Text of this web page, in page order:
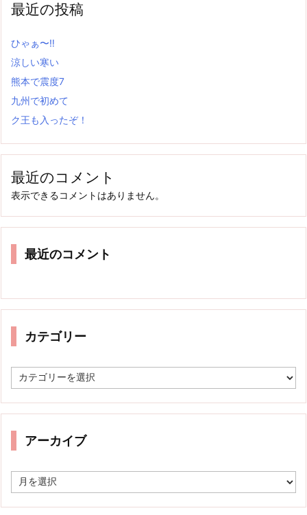
最近の投稿
ひゃぁ〜‼
涼しい寒い
熊本で震度7
九州で初めて
ク王も入ったぞ！
最近のコメント
表示できるコメントはありません。
最近のコメント
カテゴリー
テ
リ
アーカイブ
ー